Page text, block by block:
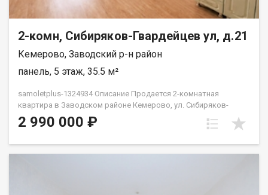
2-комн, Сибиряков-Гвардейцев ул, д.21
Кемерово, Заводский р-н район
панель, 5 этаж, 35.5 м²
samoletplus-1324934 Описание Продается 2-комнатная
квартира в Заводском районе Кемерово, ул. Сибиряков-
Гвардейцев, 21 Площадь: 35, 4 кв.м О квартире: Заменены
радиаторы, сантехника, пластиковые окна, выровнен пол,
2 990 000 ₽